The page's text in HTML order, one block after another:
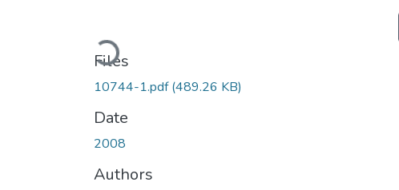
Loading...
Files
10744-1.pdf(489.26 KB)
Date
2008
Authors